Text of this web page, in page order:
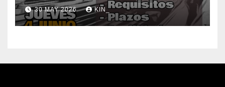
30 MAY 2026 KIN_